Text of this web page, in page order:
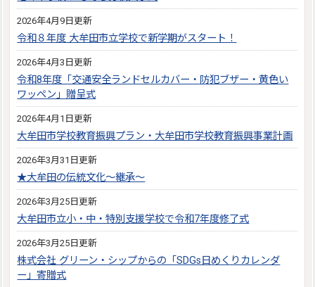
2026年4月9日更新
令和８年度 大牟田市立学校で新学期がスタート！
2026年4月3日更新
令和8年度「交通安全ランドセルカバー・防犯ブザー・黄色い
ワッペン」贈呈式
2026年4月1日更新
大牟田市学校教育振興プラン・大牟田市学校教育振興事業計画
2026年3月31日更新
★大牟田の伝統文化～継承～
2026年3月25日更新
大牟田市立小・中・特別支援学校で令和7年度修了式
2026年3月25日更新
株式会社 グリーン・シップからの「SDGs日めくりカレンダ
ー」寄贈式